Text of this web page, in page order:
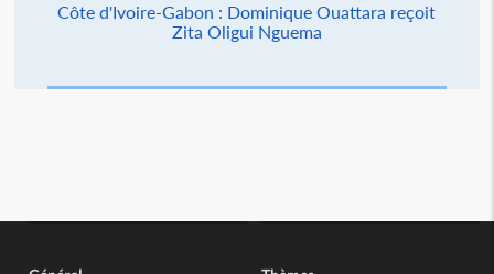
Côte d'Ivoire-Gabon : Dominique Ouattara reçoit
Zita Oligui Nguema